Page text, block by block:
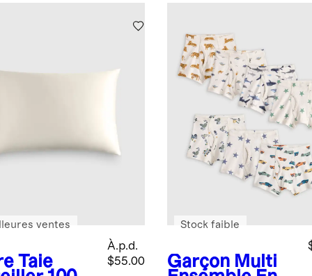
Taie
À.p.d.
$55.00
ventes
Garçon Multi
Stock faible